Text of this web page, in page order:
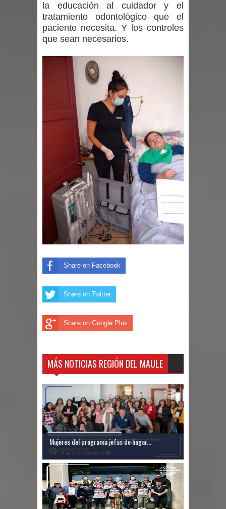
Talca
Diputado Jorge Guzmán rechaza
en la alta cordillera del Maule por su
impacto ambiental
INDAP entregó $189 millones en
incentivos a usuarios de PRODESAL
de la provincia de Linares
Municipalidad de Curicó apuesta a la
innovación en tecnología educativa
con nuevas pantallas interactivas del
Colegio El Boldo
Municipalidad de Curicó inició
proceso de vacunación escolar
las bajas temperaturas
traslados con $133 millones
Dos internos intentaron escapar por
un forado desde la cárcel de Talca
la educación al cuidador y el
tratamiento odontológico que el
paciente necesita. Y los controles
que sean necesarios.
Share on Facebook
Share on Twitter
Share on Google Plus
MÁS NOTICIAS REGIÓN DEL MAULE
Mujeres del programa jefas de hogar...